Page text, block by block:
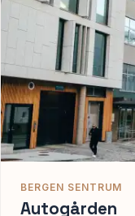
BERGEN SENTRUM
Autogården